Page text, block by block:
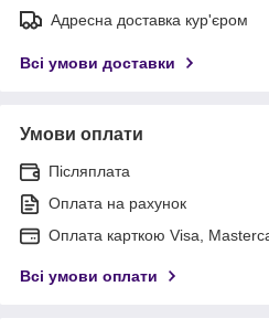
Адресна доставка кур'єром
Всі умови доставки
Умови оплати
Післяплата
Оплата на рахунок
Оплата карткою Visa,
Всі умови оплати